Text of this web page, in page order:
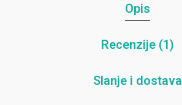
Opis
Recenzije (1)
Slanje i dostava